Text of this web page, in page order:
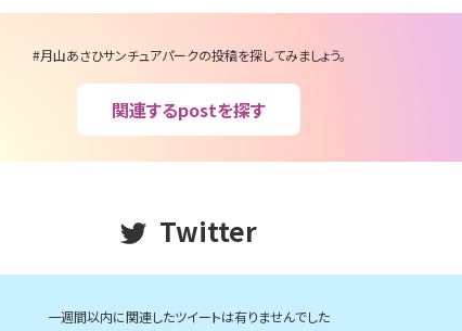
#月山あさひサンチュアパークの投稿を探してみましょう。
関連するpostを探す
Twitter
一週間以内に関連したツイートは有りませんでした